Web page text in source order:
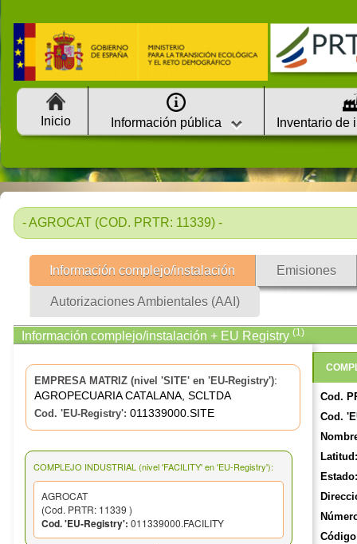
Inicio Información pública Inventario de
- AGROCAT (COD. PRTR: 11339) -
Información complejo/instalación Emisiones
Autorizaciones Ambientales (AAI)
Información complejo/instalación + EU Registry (1)
EMPRESA MATRIZ (nivel 'SITE' en 'EU-Registry'):
AGROPECUARIA CATALANA, SCLTDA
Cod. 'EU-Registry': 011339000.SITE
COMPLEJO INDUSTRIAL (nivel 'FACILITY' en 'EU-Registry'):
AGROCAT
(Cod. PRTR: 11339 )
Cod. 'EU-Registry': 011339000.FACILITY
Cod.
Cod.
Latitud:
Estado: